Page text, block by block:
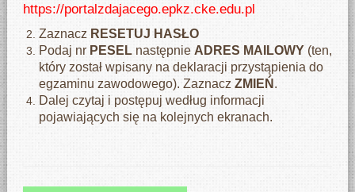
https://portalzdajacego.epkz.cke.edu.pl
Zaznacz RESETUJ HASŁO
Podaj nr PESELnastępnie ADRES MAILOWY(ten,
który został wpisany na deklaracji przystąpienia do
egzaminu zawodowego). Zaznacz ZMIEŃ .
Dalej czytaj i postępuj według informacji
pojawiających się na kolejnych ekranach.